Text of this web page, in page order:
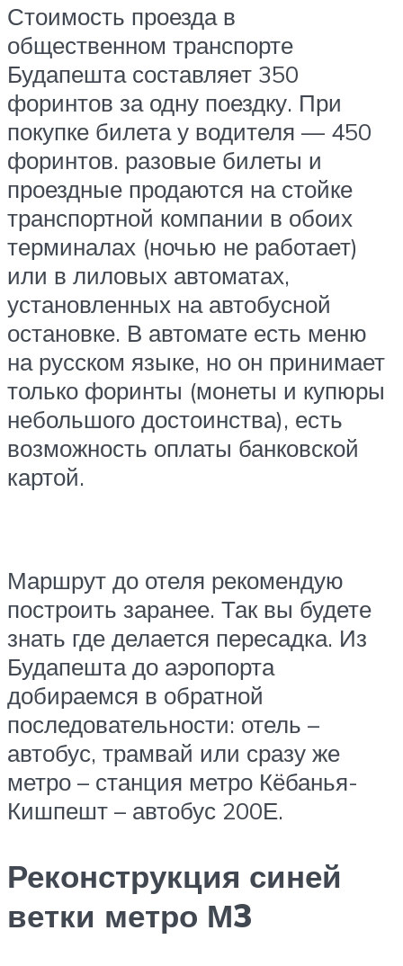
Стоимость проезда в
общественном транспорте
Будапешта составляет 350
форинтов за одну поездку. При
покупке билета у водителя — 450
форинтов. разовые билеты и
проездные продаются на стойке
транспортной компании в обоих
терминалах (ночью не работает)
или в лиловых автоматах,
установленных на автобусной
остановке. В автомате есть меню
на русском языке, но он принимает
только форинты (монеты и купюры
небольшого достоинства), есть
возможность оплаты банковской
картой.
Маршрут до отеля рекомендую
построить заранее. Так вы будете
знать где делается пересадка. Из
Будапешта до аэропорта
добираемся в обратной
последовательности: отель –
автобус, трамвай или сразу же
метро – станция метро Кёбанья-
Кишпешт – автобус 200Е.
Реконструкция синей
ветки метро М3